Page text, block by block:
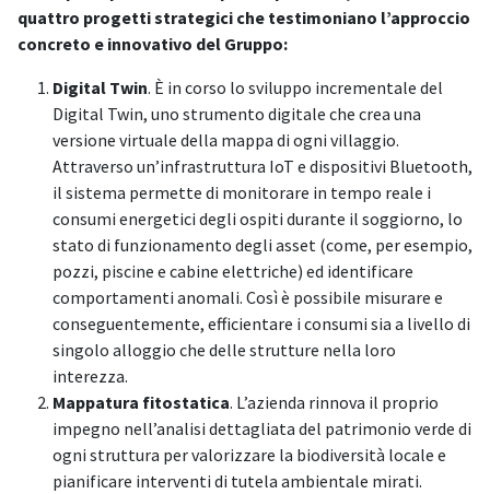
quattro progetti strategici che testimoniano l’approccio
concreto e innovativo del Gruppo:
Digital Twin. È in corso lo sviluppo incrementale del
Digital Twin, uno strumento digitale che crea una
versione virtuale della mappa di ogni villaggio.
Attraverso un’infrastruttura IoT e dispositivi Bluetooth,
il sistema permette di monitorare in tempo reale i
consumi energetici degli ospiti durante il soggiorno, lo
stato di funzionamento degli asset (come, per esempio,
pozzi, piscine e cabine elettriche) ed identificare
comportamenti anomali. Così è possibile misurare e
conseguentemente, efficientare i consumi sia a livello di
singolo alloggio che delle strutture nella loro
interezza.
Mappatura fitostatica. L’azienda rinnova il proprio
impegno nell’analisi dettagliata del patrimonio verde di
ogni struttura per valorizzare la biodiversità locale e
pianificare interventi di tutela ambientale mirati.